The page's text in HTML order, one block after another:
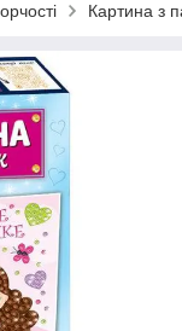
Картина з